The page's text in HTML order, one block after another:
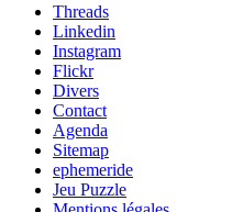
Threads
Linkedin
Instagram
Flickr
Divers
Contact
Agenda
Sitemap
ephemeride
Jeu Puzzle